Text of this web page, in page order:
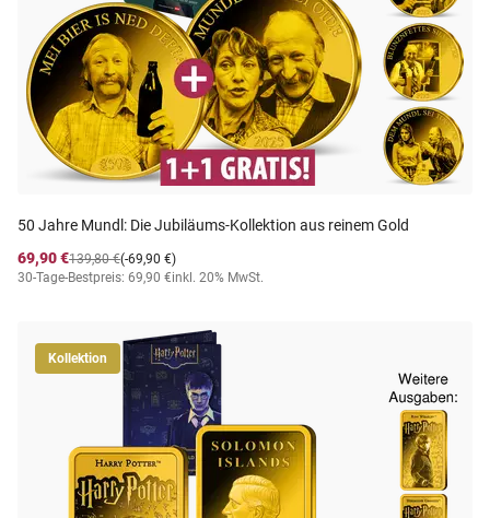
50 Jahre Mundl: Die Jubiläums-Kollektion aus reinem Gold
69,90 €
(-69,90 €)
139,80 €
30-Tage-Bestpreis: 69,90 €inkl. 20% MwSt.
Kollektion